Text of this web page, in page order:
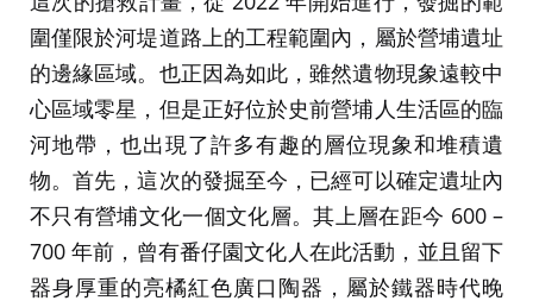
圍僅限於河堤道路上的工程範圍內，屬於營埔遺址
的邊緣區域。也正因為如此，雖然遺物現象遠較中
心區域零星，但是正好位於史前營埔人生活區的臨
河地帶，也出現了許多有趣的層位現象和堆積遺
物。首先，這次的發掘至今，已經可以確定遺址內
不只有營埔文化一個文化層。其上層在距今 600 –
700 年前，曾有番仔園文化人在此活動，並且留下
器身厚重的亮橘紅色廣口陶器，屬於鐵器時代晚